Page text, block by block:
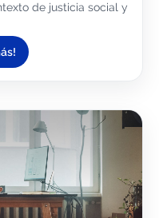
de justicia social y